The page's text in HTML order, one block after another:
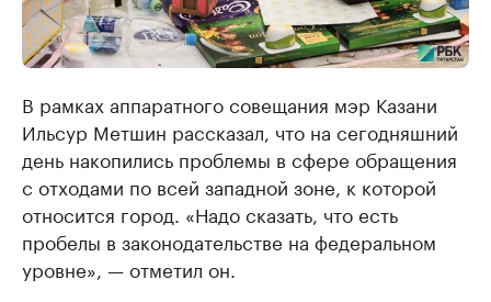
В рамках аппаратного совещания мэр Казани
Ильсур Метшин рассказал, что на сегодняшний
день накопились проблемы в сфере обращения
с отходами по всей западной зоне, к которой
относится город. «Надо сказать, что есть
пробелы в законодательстве на федеральном
уровне», — отметил он.